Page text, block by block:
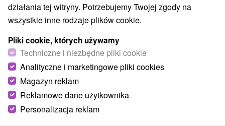
działania tej witryny. Potrzebujemy Twojej zgody na
wszystkie inne rodzaje plików cookie.
Pliki cookie, których używamy
Techniczne i niezbędne pliki cookie
Analityczne i marketingowe pliki cookies
Magazyn reklam
Reklamowe dane użytkownika
Personalizacja reklam